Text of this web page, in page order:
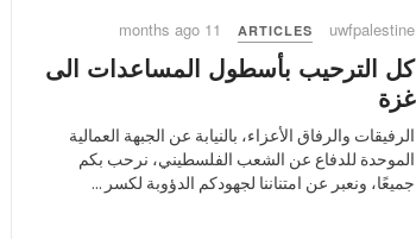
uwfpalestine
ARTICLES
11 months ago
كل الترحيب بأسطول المساعدات الى
غزة
الرفيقات والرفاق الأعزاء، بالنيابة عن الجبهة العمالية
الموحدة للدفاع عن الشعب الفلسطيني، نرحب بكم
جميعًا، ونعبر عن امتناننا لجهودكم الدؤوبة لكسر ...